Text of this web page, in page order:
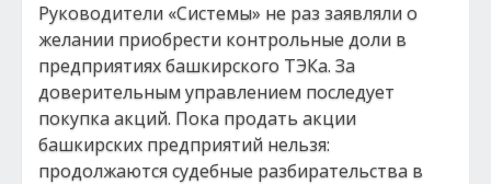
Руководители «Системы» не раз заявляли о
желании приобрести контрольные доли в
предприятиях башкирского ТЭКа. За
доверительным управлением последует
покупка акций. Пока продать акции
башкирских предприятий нельзя:
продолжаются судебные разбирательства в